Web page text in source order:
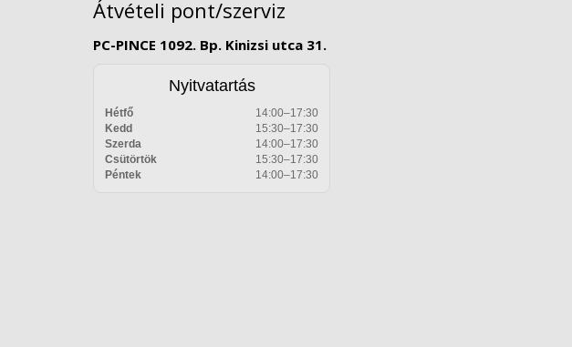
Átvételi pont/szerviz
PC-PINCE 1092. Bp. Kinizsi utca 31.
Nyitvatartás
Hétfő
14:00–17:30
Kedd
15:30–17:30
Szerda
14:00–17:30
Csütörtök
15:30–17:30
Péntek
14:00–17:30